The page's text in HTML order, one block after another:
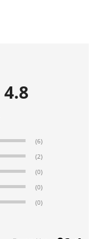
4.8
(6)
(2)
(0)
(0)
(0)